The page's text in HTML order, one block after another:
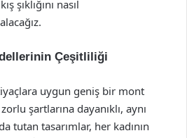
şıklığını nasıl
Çeşitliliği
uygun geniş bir mont
şartlarına dayanıklı, aynı
tutan tasarımlar, her kadının